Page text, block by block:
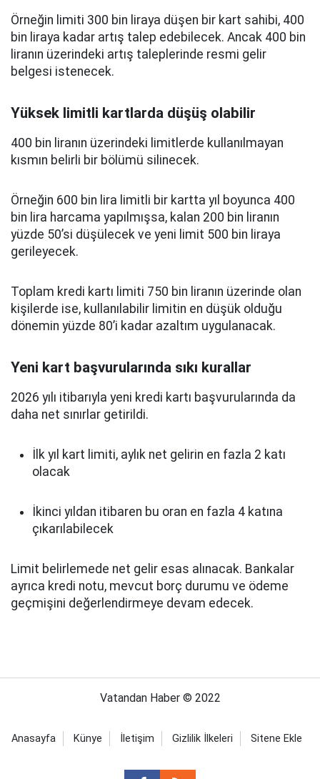
Örneğin limiti 300 bin liraya düşen bir kart sahibi, 400
bin liraya kadar artış talep edebilecek. Ancak 400 bin
liranın üzerindeki artış taleplerinde resmi gelir
belgesi istenecek.
Yüksek limitli kartlarda düşüş olabilir
400 bin liranın üzerindeki limitlerde kullanılmayan
kısmın belirli bir bölümü silinecek.
Örneğin 600 bin lira limitli bir kartta yıl boyunca 400
bin lira harcama yapılmışsa, kalan 200 bin liranın
yüzde 50’si düşülecek ve yeni limit 500 bin liraya
gerileyecek.
Toplam kredi kartı limiti 750 bin liranın üzerinde olan
kişilerde ise, kullanılabilir limitin en düşük olduğu
dönemin yüzde 80’i kadar azaltım uygulanacak.
Yeni kart başvurularında sıkı kurallar
2026 yılı itibarıyla yeni kredi kartı başvurularında da
daha net sınırlar getirildi.
İlk yıl kart limiti, aylık net gelirin en fazla 2 katı
olacak
İkinci yıldan itibaren bu oran en fazla 4 katına
çıkarılabilecek
Limit belirlemede net gelir esas alınacak. Bankalar
ayrıca kredi notu, mevcut borç durumu ve ödeme
geçmişini değerlendirmeye devam edecek.
Vatandan Haber © 2022
Anasayfa Künye İletişim Gizlilik İlkeleri Sitene Ekle